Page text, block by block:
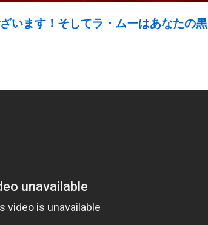
います！そしてラ・ムーはあなたの黒